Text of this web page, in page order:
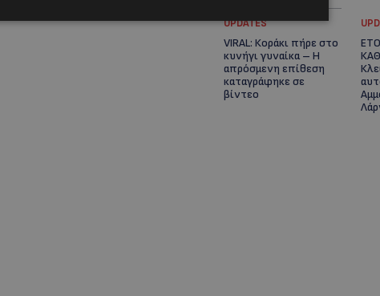
UPDATES
VIRAL: Κοράκι πήρε στο
κυνήγι γυναίκα – Η
απρόσμενη επίθεση
καταγράφηκε σε
βίντεο